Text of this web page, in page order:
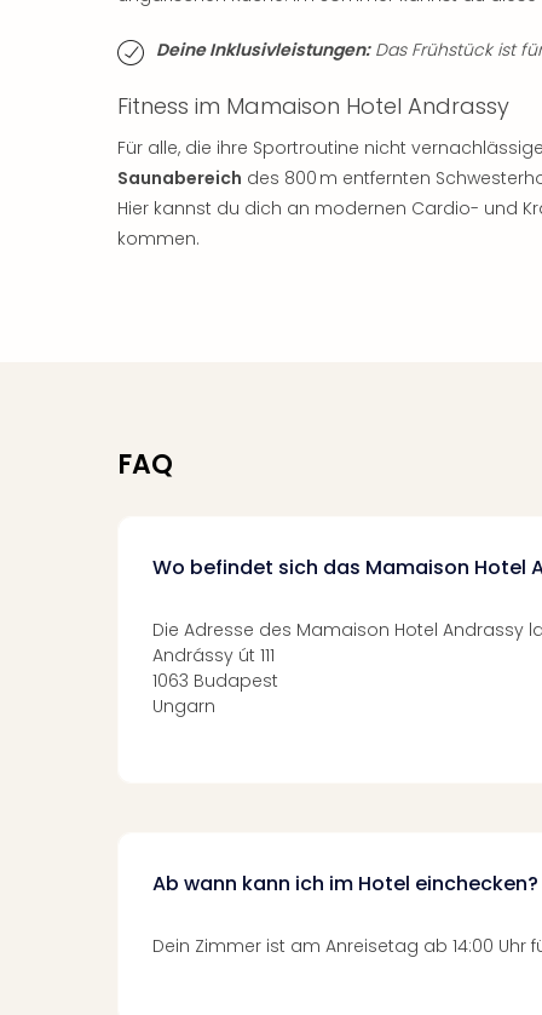
Deine Inklusivleistungen:Das Frühstück ist
Fitness im Mamaison Hotel Andrassy
Für alle, die ihre Sportroutine nicht
Saunabereich des 800 m entfernten
Hier kannst du dich an modernen Cardio- und
kommen.
FAQ
Wo befindet sich das Mamaison Hotel
Die Adresse des Mamaison Hotel Andrassy
Andrássy út 111
1063 Budapest
Ungarn
Ab wann kann ich im Hotel einchecken?
Dein Zimmer ist am Anreisetag ab 14:00 Uhr